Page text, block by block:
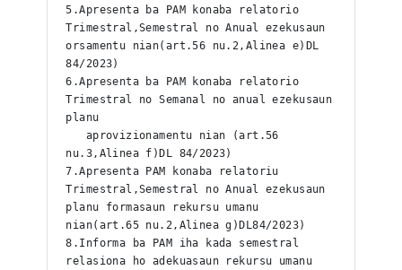
5.Apresenta ba PAM konaba relatorio
Trimestral,Semestral no Anual ezekusaun
orsamentu nian(art.56 nu.2,Alinea e)DL
84/2023)
6.Apresenta ba PAM konaba relatorio
Trimestral no Semanal no anual ezekusaun
planu
nu.3,Alinea f)DL 84/2023)
7.Apresenta PAM konaba relatoriu
Trimestral,Semestral no Anual ezekusaun
planu formasaun rekursu umanu
nian(art.65 nu.2,Alinea g)DL84/2023)
8.Informa ba PAM iha kada semestral
relasiona ho adekuasaun rekursu umanu